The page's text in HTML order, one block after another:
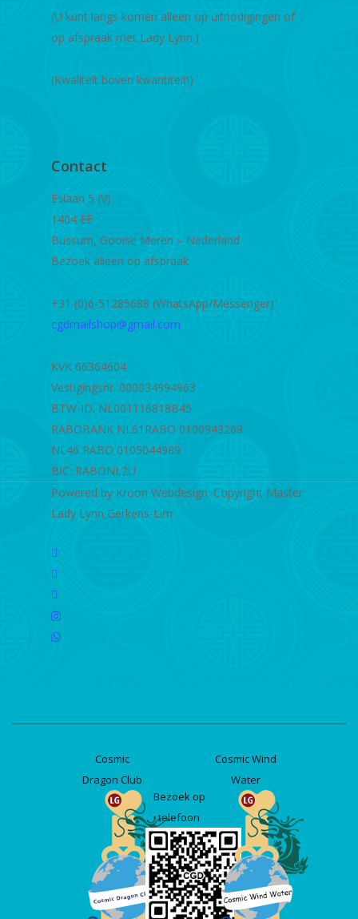
(U kunt langs komen alleen op uitnodigingen of
op afspraak met Lady Lynn.)
(Kwaliteit boven kwantiteit!)
Contact
Eslaan 5 (V)
1404 EE
Bussum, Gooise Meren – Nederland
Bezoek alleen op afspraak
+31 (0)6-51285688 (WhatsApp/Messenger)
cgdmailshop@gmail.com
KVK 66364604
Vestigingsnr. 000034994963
BTW-ID: NL001116818B45
RABOBANK NL61RABO 0100943268
NL46 RABO 0105044989
BIC: RABONL2U
Powered by Kroon Webdesign. Copyright Master
Lady Lynn Gerkens-Lim
twitter
facebook
linkedin
instagram
whatsapp
Cosmic
Dragon Club
Bezoek op
telefoon
Cosmic Wind
Water